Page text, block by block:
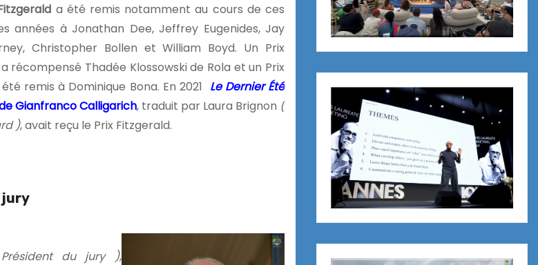
a été remis notamment au cours de ces
années à Jonathan Dee, Jeffrey Eugenides, Jay
Christopher Bollen et William Boyd. Un Prix
récompensé Thadée Klossowski de Rola et un Prix
remis à Dominique Bona. En 2021 Le Dernier Été
Gianfranco Calligarich, traduit par Laura Brignon (
), avait reçu le Prix Fitzgerald.
jury
du jury ),